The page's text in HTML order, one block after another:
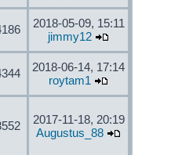
2018-05-09, 15:11
jimmy12
2018-06-14, 17:14
roytam1
2017-11-18, 20:19
Augustus_88